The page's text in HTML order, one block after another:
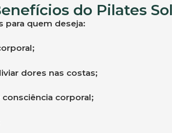
do Pilates
para quem deseja:
dores nas costas;
corporal;